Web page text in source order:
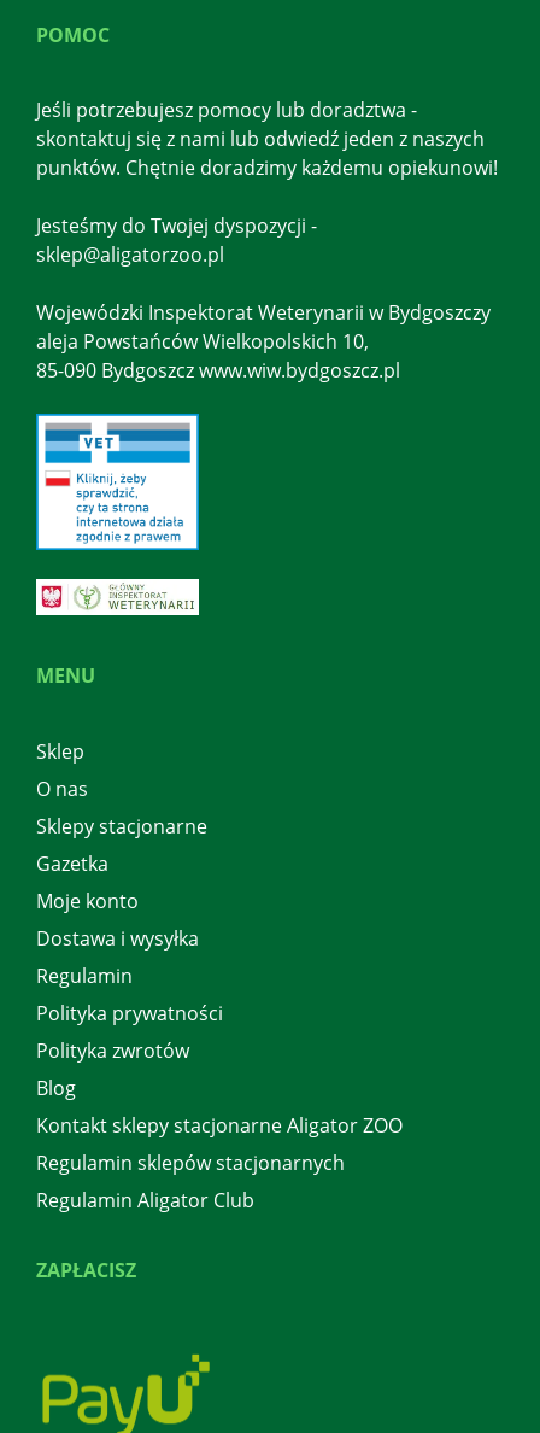
MENU
Sklep
O nas
Sklepy stacjonarne
Gazetka
Moje konto
Dostawa i wysyłka
Regulamin
Polityka prywatności
Polityka zwrotów
Blog
Kontakt sklepy stacjonarne Aligator ZOO
Regulamin sklepów stacjonarnych
Regulamin Aligator Club
ZAPŁACISZ
POMOC
Jeśli potrzebujesz pomocy lub doradztwa -
skontaktuj się z nami lub odwiedź jeden z naszych
punktów. Chętnie doradzimy każdemu opiekunowi!
Jesteśmy do Twojej dyspozycji -
sklep@aligatorzoo.pl
Wojewódzki Inspektorat Weterynarii w Bydgoszczy
aleja Powstańców Wielkopolskich 10,
85-090 Bydgoszcz www.wiw.bydgoszcz.pl